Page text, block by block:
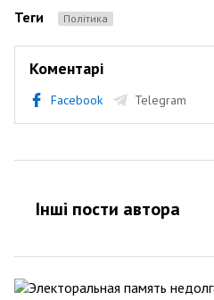
Теги Політика
Коментарі
Facebook Telegram
Інші пости автора